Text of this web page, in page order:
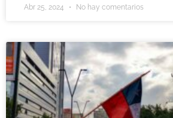
Abr 25, 2024 No hay comentarios